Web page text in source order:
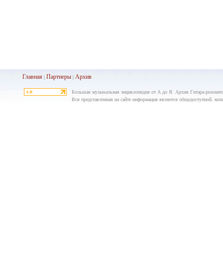
Главная| Партнеры| Архив
Большая музыкальная энциклопедия от А до Я: Архив Гитара-
Вся представленная на сайте информация является общедоступной,